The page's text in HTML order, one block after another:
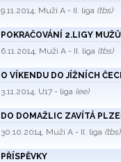
9.11.2014, Muži A - II. liga (tbs)
POKRAČOVÁNÍ 2.LIGY
6.11.2014, Muži A - II. liga (tbs)
O VÍKENDU DO JÍŽNÍCH
3.11.2014, U17 - liga (ee)
DO DOMAŽLIC ZAVÍTÁ
30.10.2014, Muži A - II. liga (tbs)
PŘÍSPĚVKY